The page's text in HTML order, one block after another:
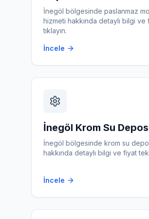
İnegöl bölgesinde paslanmaz
hizmeti hakkında detaylı bilgi
tıklayın.
İncele
İnegöl Krom Su
İnegöl bölgesinde krom su
hakkında detaylı bilgi ve fiyat
İncele